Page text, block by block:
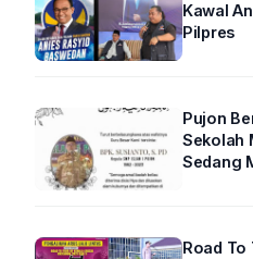
Kawal
Pilpres
Pujon Berduka,
Sekolah
Sedang
Road To